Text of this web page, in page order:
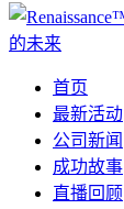
首页
最新活动
公司新闻
成功故事
直播回顾